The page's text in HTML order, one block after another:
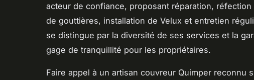
acteur de confiance, proposant réparation,
de gouttières, installation de Velux et entretien
se distingue par la diversité de ses services et la
gage de tranquillité pour les propriétaires.
Faire appel à un artisan couvreur Quimper reconnu